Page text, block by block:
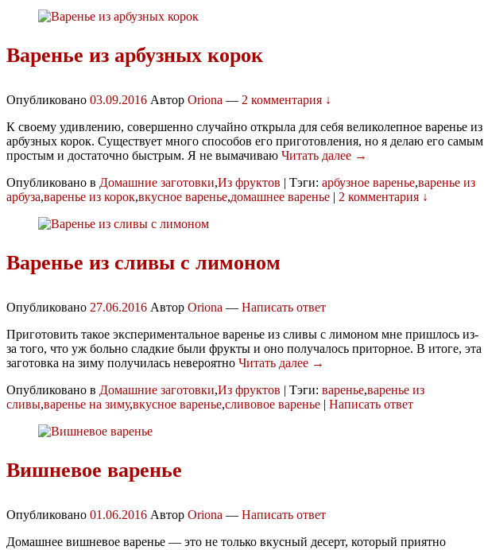
Варенье из арбузных корок
Опубликовано 03.09.2016 Автор Oriona — 2 комментария ↓
К своему удивлению, совершенно случайно открыла для себя великолепное варенье из
арбузных корок. Существует много способов его приготовления, но я делаю его самым
простым и достаточно быстрым. Я не вымачиваю Читать далее →
Опубликовано в Домашние заготовки,Из фруктов | Тэги: арбузное варенье,варенье из
арбуза,варенье из корок,вкусное варенье,домашнее варенье | 2 комментария ↓
Варенье из сливы с лимоном
Опубликовано 27.06.2016 Автор Oriona — Написать ответ
Приготовить такое экспериментальное варенье из сливы с лимоном мне пришлось из-
за того, что уж больно сладкие были фрукты и оно получалось приторное. В итоге, эта
заготовка на зиму получилась невероятно Читать далее →
Опубликовано в Домашние заготовки,Из фруктов | Тэги: варенье,варенье из
сливы,варенье на зиму,вкусное варенье,сливовое варенье | Написать ответ
Вишневое варенье
Опубликовано 01.06.2016 Автор Oriona — Написать ответ
Домашнее вишневое варенье — это не только вкусный десерт, который приятно